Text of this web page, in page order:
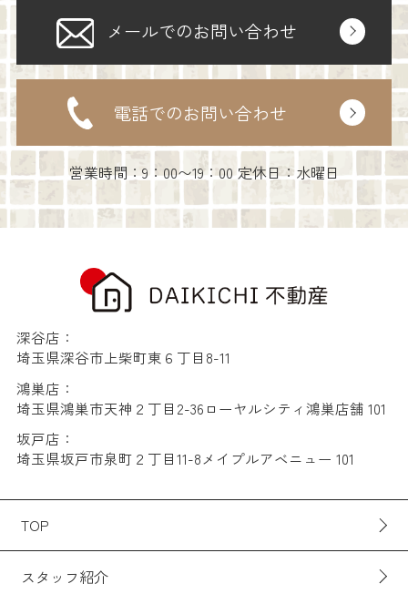
メールでのお問い合わせ
電話でのお問い合わせ
営業時間：9：00〜19：00 定休日：水曜日
深谷店：
埼玉県深谷市上柴町東６丁目8-11
鴻巣店：
埼玉県鴻巣市天神２丁目2-36ローヤルシティ鴻巣店舗 101
坂戸店：
埼玉県坂戸市泉町２丁目11-8メイプルアベニュー 101
TOP
スタッフ紹介